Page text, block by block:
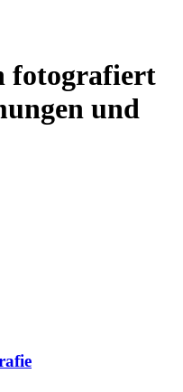
fotografiert
und